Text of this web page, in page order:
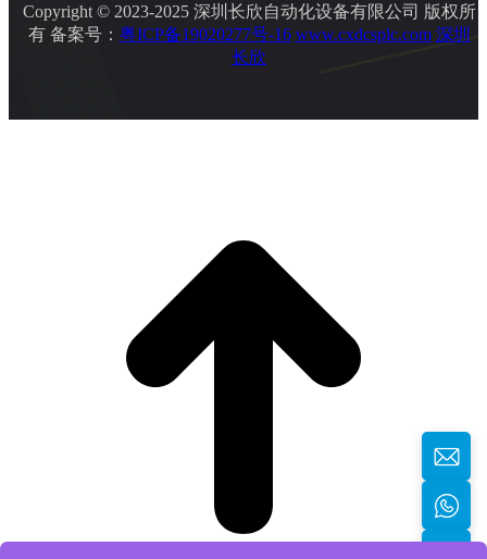
Copyright © 2023-2025 深圳长欣自动化设备有限公司 版权所
有 备案号： 粤ICP备19020277号-16 www.cxdcsplc.com 深圳
长欣